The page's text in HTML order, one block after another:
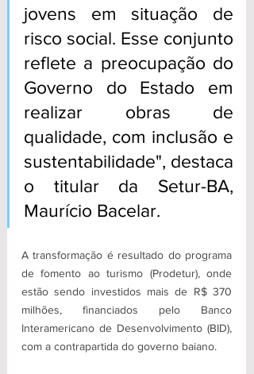
jovens em situação de
risco social. Esse conjunto
reflete a preocupação do
Governo do Estado em
realizar obras de
qualidade, com inclusão e
sustentabilidade", destaca
o titular da Setur-BA,
Maurício Bacelar.
A transformação é resultado do programa
de fomento ao turismo (Prodetur), onde
estão sendo investidos mais de R$ 370
milhões, financiados pelo Banco
Interamericano de Desenvolvimento (BID),
com a contrapartida do governo baiano.